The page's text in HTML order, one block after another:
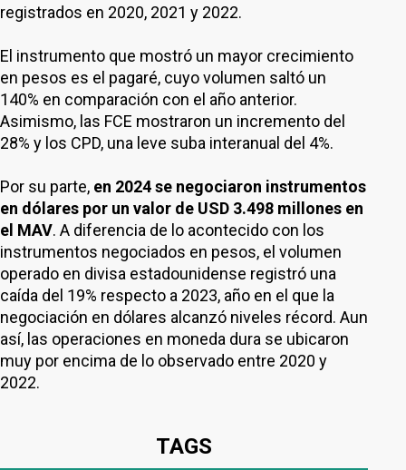
registrados en 2020, 2021 y 2022.
El instrumento que mostró un mayor crecimiento
en pesos es el pagaré, cuyo volumen saltó un
140% en comparación con el año anterior.
Asimismo, las FCE mostraron un incremento del
28% y los CPD, una leve suba interanual del 4%.
Por su parte, en 2024 se negociaron instrumentos
en dólares por un valor de USD 3.498 millones en
el MAV. A diferencia de lo acontecido con los
instrumentos negociados en pesos, el volumen
operado en divisa estadounidense registró una
caída del 19% respecto a 2023, año en el que la
negociación en dólares alcanzó niveles récord. Aun
así, las operaciones en moneda dura se ubicaron
muy por encima de lo observado entre 2020 y
2022.
TAGS